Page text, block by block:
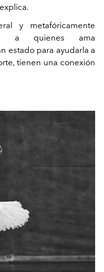
y metafóricamente
a quienes ama
estado para ayudarla a
tienen una conexión